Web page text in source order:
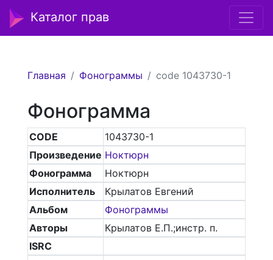
Каталог прав
Главная Фонограммы code 1043730-1
Фонограмма
CODE
1043730-1
Произведение Ноктюрн
Фонограмма
Ноктюрн
Исполнитель
Крылатов Евгений
Альбом
Фонограммы
Авторы
Крылатов Е.П.;инстр. п.
ISRC